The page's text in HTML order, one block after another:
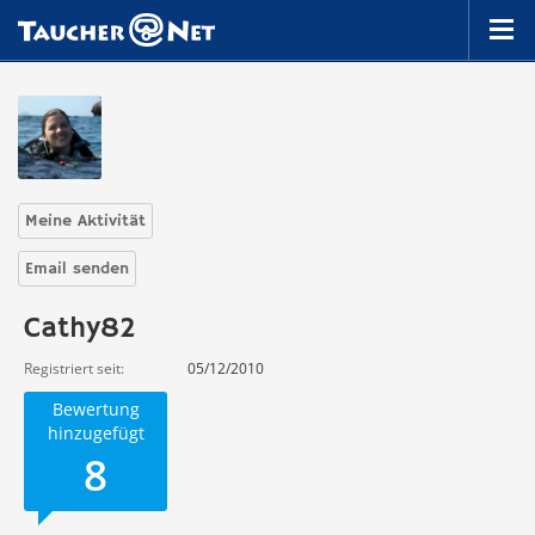
Meine Aktivität
Email senden
Cathy82
Registriert seit 05/12/2010
Bewertung
hinzugefügt
8